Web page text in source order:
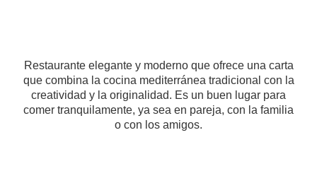
Restaurante elegante y moderno que ofrece una carta
que combina la cocina mediterránea tradicional con la
creatividad y la originalidad. Es un buen lugar para
comer tranquilamente, ya sea en pareja, con la familia
o con los amigos.